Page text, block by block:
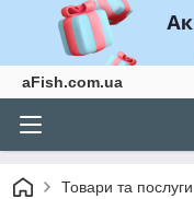
aFish.com.ua
Товари та послуги